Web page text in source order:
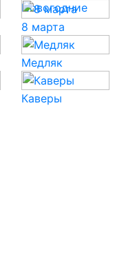
Новогодние
8 марта
Медляк
Каверы